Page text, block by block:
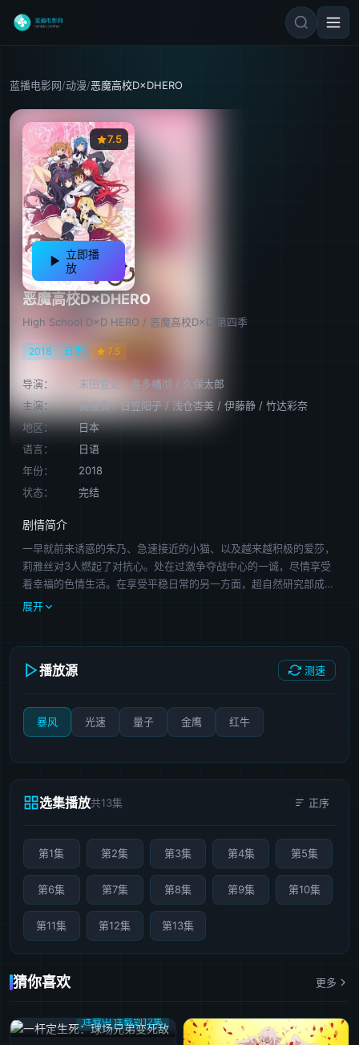
蓝播电影网/动漫/恶魔高校D×DHERO
7.5
立即播
放
恶魔高校D×DHERO
High School D×D HERO / 恶魔高校D×D 第四季
2018 日本 7.5
导演： 末田宜史 / 喜多幡彻 / 久保太郎
主演：
梶裕贵/日笠阳子 / 浅仓杏美 / 伊藤静 / 竹达彩奈
地区：
日本
语言：
日语
年份：
2018
状态：
完结
剧情简介
一早就前来诱惑的朱乃、急速接近的小猫、以及越来越积极的爱莎，
莉雅丝对3人燃起了对抗心。处在过激争夺战中心的一诚，尽情享受
着幸福的色情生活。在享受平稳日常的另一方面，超自然研究部成员
也逐步准备着与巴力家的排名游戏，以及一诚等人的修学旅行。修学
……。
展开
播放源 测速
暴风 光速 量子 金鹰 红牛
选集播放共13集 正序
第1集 第2集 第3集 第4集 第5集
第6集 第7集 第8集 第9集 第10集
第11集 第12集 第13集
猜你喜欢 更多
连载中 连载到12集